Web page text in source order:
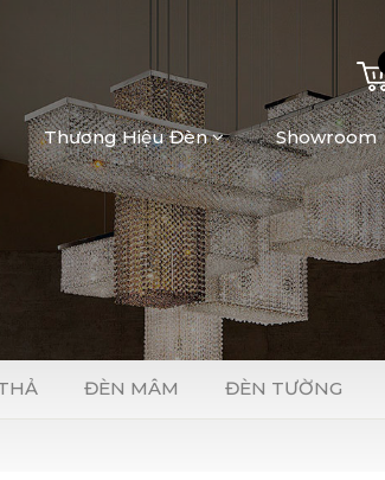
Thương Hiệu Đèn Showroom
ĐÈN MÂM ĐÈN TƯỜNG